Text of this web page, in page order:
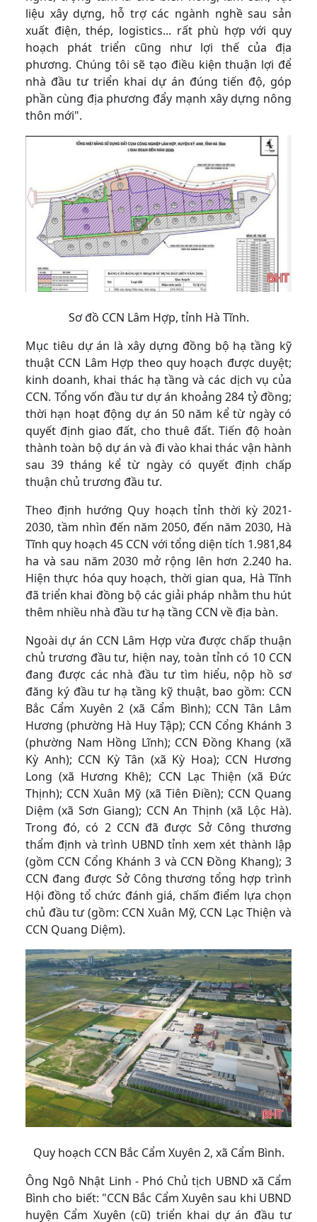
liệu xây dựng, hỗ trợ các ngành nghề sau sản
xuất điện, thép, logistics... rất phù hợp với quy
hoạch phát triển cũng như lợi thế của địa
phương. Chúng tôi sẽ tạo điều kiện thuận lợi để
nhà đầu tư triển khai dự án đúng tiến độ, góp
phần cùng địa phương đẩy mạnh xây dựng nông
thôn mới".
Sơ đồ CCN Lâm Hợp, tỉnh Hà Tĩnh.
Mục tiêu dự án là xây dựng đồng bộ hạ tầng kỹ
thuật CCN Lâm Hợp theo quy hoạch được duyệt;
kinh doanh, khai thác hạ tầng và các dịch vụ của
CCN. Tổng vốn đầu tư dự án khoảng 284 tỷ đồng;
thời hạn hoạt động dự án 50 năm kể từ ngày có
quyết định giao đất, cho thuê đất. Tiến độ hoàn
thành toàn bộ dự án và đi vào khai thác vận hành
sau 39 tháng kể từ ngày có quyết định chấp
thuận chủ trương đầu tư.
Theo định hướng Quy hoạch tỉnh thời kỳ 2021-
2030, tầm nhìn đến năm 2050, đến năm 2030, Hà
Tĩnh quy hoạch 45 CCN với tổng diện tích 1.981,84
ha và sau năm 2030 mở rộng lên hơn 2.240 ha.
Hiện thực hóa quy hoạch, thời gian qua, Hà Tĩnh
đã triển khai đồng bộ các giải pháp nhằm thu hút
thêm nhiều nhà đầu tư hạ tầng CCN về địa bàn.
Ngoài dự án CCN Lâm Hợp vừa được chấp thuận
chủ trương đầu tư, hiện nay, toàn tỉnh có 10 CCN
đang được các nhà đầu tư tìm hiểu, nộp hồ sơ
đăng ký đầu tư hạ tầng kỹ thuật, bao gồm: CCN
Bắc Cẩm Xuyên 2 (xã Cẩm Bình); CCN Tân Lâm
Hương (phường Hà Huy Tập); CCN Cổng Khánh 3
(phường Nam Hồng Lĩnh); CCN Đồng Khang (xã
Kỳ Anh); CCN Kỳ Tân (xã Kỳ Hoa); CCN Hương
Long (xã Hương Khê); CCN Lạc Thiện (xã Đức
Thịnh); CCN Xuân Mỹ (xã Tiên Điền); CCN Quang
Diệm (xã Sơn Giang); CCN An Thịnh (xã Lộc Hà).
Trong đó, có 2 CCN đã được Sở Công thương
thẩm định và trình UBND tỉnh xem xét thành lập
(gồm CCN Cổng Khánh 3 và CCN Đồng Khang); 3
CCN đang được Sở Công thương tổng hợp trình
Hội đồng tổ chức đánh giá, chấm điểm lựa chọn
chủ đầu tư (gồm: CCN Xuân Mỹ, CCN Lạc Thiện và
CCN Quang Diệm).
Quy hoạch CCN Bắc Cẩm Xuyên 2, xã Cẩm Bình.
Ông Ngô Nhật Linh - Phó Chủ tịch UBND xã Cẩm
Bình cho biết: "CCN Bắc Cẩm Xuyên sau khi UBND
huyện Cẩm Xuyên (cũ) triển khai dự án đầu tư